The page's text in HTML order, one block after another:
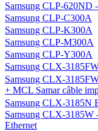
Samsung CLP-620ND
Samsung CLP-C300A
Samsung CLP-K300A
Samsung CLP-M300A
Samsung CLP-Y300A
Samsung CLX-
Samsung CLX-
+ MCL Samar câble
Samsung CLX-3185N
Samsung CLX-
Ethernet